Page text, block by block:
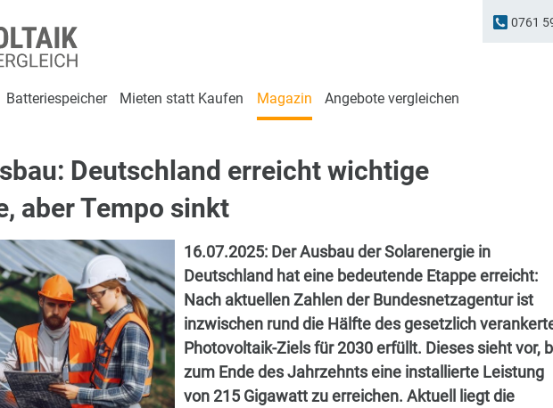
0761
Batteriespeicher Mieten statt Kaufen Magazin Angebote vergleichen
Deutschland erreicht wichtige
aber Tempo sinkt
16.07.2025: Der Ausbau der Solarenergie in
Deutschland hat eine bedeutende Etappe erreicht:
Nach aktuellen Zahlen der Bundesnetzagentur ist
inzwischen rund die Hälfte des gesetzlich
Photovoltaik-Ziels für 2030 erfüllt. Dieses sieht vor,
zum Ende des Jahrzehnts eine installierte Leistung
von 215 Gigawatt zu erreichen. Aktuell liegt die